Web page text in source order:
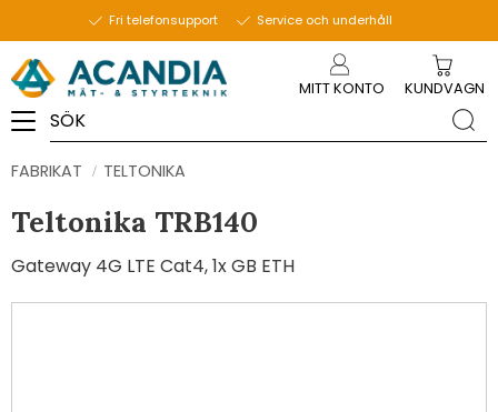
Fri telefonsupport Service och underhåll
MITT KONTO KUNDVAGN
FABRIKAT TELTONIKA
Teltonika TRB140
Gateway 4G LTE Cat4, 1x GB ETH